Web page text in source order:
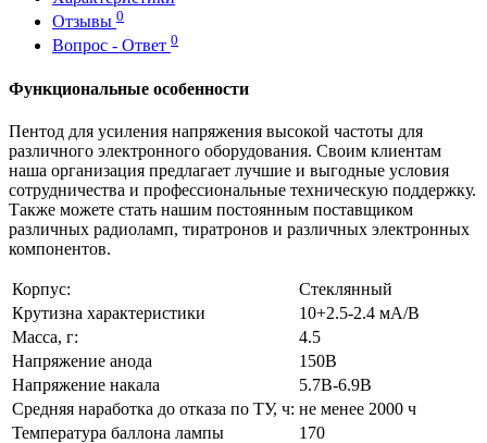
Отзывы 0
Вопрос - Ответ 0
Функциональные особенности
Пентод для усиления напряжения высокой частоты для
различного электронного оборудования. Своим клиентам
наша организация предлагает лучшие и выгодные условия
сотрудничества и профессиональные техническую поддержку.
Также можете стать нашим постоянным поставщиком
различных радиоламп, тиратронов и различных электронных
компонентов.
Корпус:
Стеклянный
Крутизна характеристики
10+2.5-2.4 мА/В
Масса, г:
4.5
Напряжение анода
150В
Напряжение накала
5.7В-6.9В
Средняя наработка до отказа по ТУ, ч: не менее 2000 ч
Температура баллона лампы
170